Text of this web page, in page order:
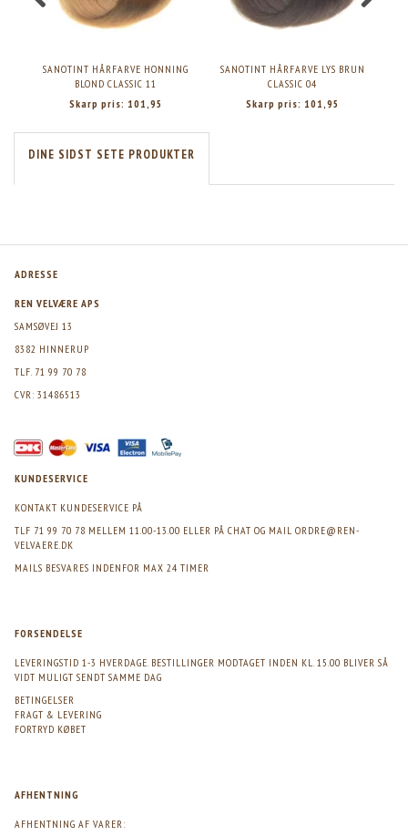
SANOTINT HÅRFARVE HONNING
BLOND CLASSIC 11
Skarp pris: 101,95
SANOTINT HÅRFARVE LYS BRUN
CLASSIC 04
Skarp pris: 101,95
DINE SIDST SETE PRODUKTER
ADRESSE
REN VELVÆRE APS
SAMSØVEJ 13
8382 HINNERUP
TLF. 71 99 70 78
CVR: 31486513
KUNDESERVICE
KONTAKT KUNDESERVICE PÅ
TLF 71 99 70 78 MELLEM 11.00-13.00 ELLER PÅ CHAT OG MAIL ORDRE@REN-
VELVAERE.DK
MAILS BESVARES INDENFOR MAX 24 TIMER
FORSENDELSE
LEVERINGSTID 1-3 HVERDAGE. BESTILLINGER MODTAGET INDEN KL. 15.00 BLIVER SÅ
VIDT MULIGT SENDT SAMME DAG
BETINGELSER
FRAGT & LEVERING
FORTRYD KØBET
AFHENTNING
AFHENTNING AF VARER: